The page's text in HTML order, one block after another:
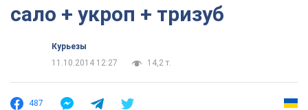
сало + укроп + тризуб
Курьезы
11.10.2014 12:27
14,2 т.
487